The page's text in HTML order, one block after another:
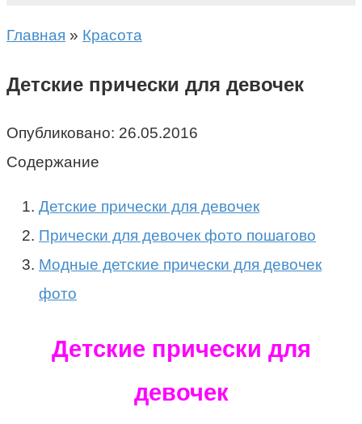
Главная » Красота
Детские прически для девочек
Опубликовано: 26.05.2016
Содержание
Детские прически для девочек
Прически для девочек фото пошагово
Модные детские прически для девочек
фото
Детские прически для
девочек